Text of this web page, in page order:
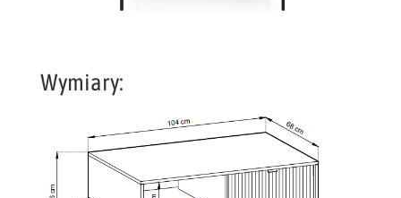
Wymiary: